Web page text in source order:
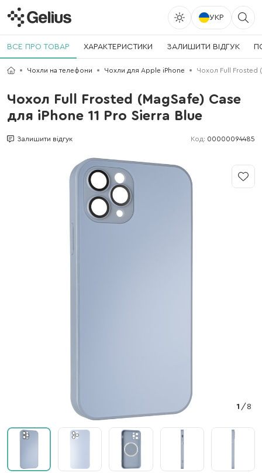
УКР
ВСЕ ПРО ТОВАР ХАРАКТЕРИСТИКИ ЗАЛИШИТИ ВІДГУК
Чохли на телефони Чохли для Apple iPhone Чохол Full Frosted
Чохол Full Frosted (MagSafe) Case
для iPhone 11 Pro Sierra Blue
Залишити відгук Код: 00000094485
1 / 8